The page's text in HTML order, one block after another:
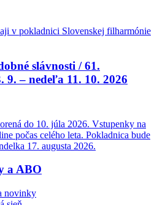
v pokladnici Slovenskej filharmónie
slávnosti / 61.
9. – nedeľa 11. 10. 2026
do 10. júla 2026. Vstupenky na
počas celého leta. Pokladnica bude
17. augusta 2026.
a ABO
novinky